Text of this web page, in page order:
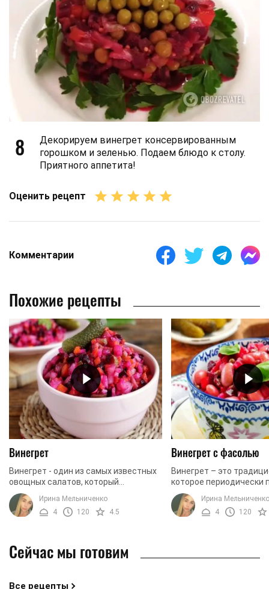
8
Декорируем винегрет консервированным
горошком и зеленью. Подаем блюдо к столу.
Приятного аппетита!
Оценить рецепт
Комментарии
Похожие рецепты
Винегрет
Винегрет - один из самых известных
овощных салатов, который
чрезвычайно популярен в холодное
время года. Когда ассортимент
овощей не особо большой, ...
Ирина Мельниченко
4
120 4.5
Винегрет с фасолью
Винегрет – это
которое периодически
столе чуть ли не у
Салат готовят из
соленых ...
Ирина Мельниченко
4
120
Сейчас мы готовим
Все рецепты